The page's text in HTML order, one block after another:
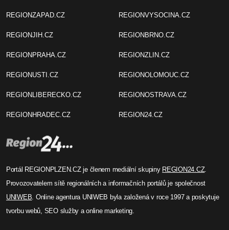
REGIONZAPAD.CZ
REGIONJIH.CZ
REGIONPRAHA.CZ
REGIONUSTI.CZ
REGIONLIBERECKO.CZ
REGIONHRADEC.CZ
REGIONVYSOCINA.CZ
REGIONBRNO.CZ
REGIONZLIN.CZ
REGIONOLOMOUC.CZ
REGIONOSTRAVA.CZ
REGION24.CZ
Portál REGIONPLZEN.CZ je členem mediální skupiny REGION24.CZ.
Provozovatelem sítě regionálních a informačních portálů je společnost
UNIWEB. Online agentura UNIWEB byla založená v roce 1997 a poskytuje
tvorbu webů, SEO služby a online marketing.